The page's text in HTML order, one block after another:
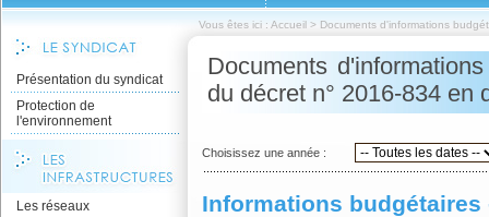
Vous êtes ici : Accueil > Documents d'informations
Présentation du syndicat
Protection de
l'environnement
Les réseaux
Documents
du décret n° 2016-834 en
Choisissez une année :
Informations budgétaires